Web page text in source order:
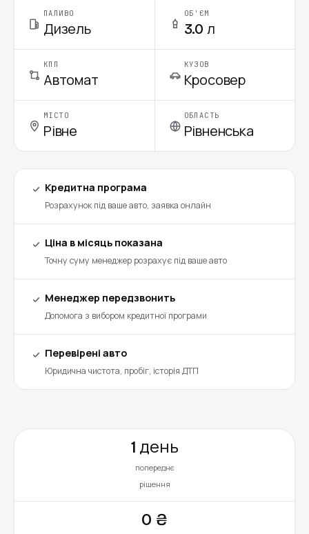
ПАЛИВО
Дизель
ОБ'ЄМ
3.0 л
КПП
Автомат
КУЗОВ
Кросовер
МІСТО
Рівне
ОБЛАСТЬ
Рівненська
Кредитна програма
Розрахунок під ваше авто, заявка онлайн
Ціна в місяць показана
Точну суму менеджер розрахує під ваше авто
Менеджер передзвонить
Допомога з вибором кредитної програми
Перевірені авто
Юридична чистота, пробіг, історія ДТП
1 день
попереднє
рішення
0 ₴